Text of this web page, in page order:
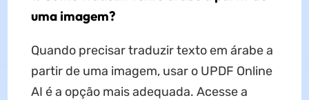
uma imagem?
Quando precisar traduzir texto em árabe a
partir de uma imagem, usar o UPDF Online
AI é a opção mais adequada. Acesse a